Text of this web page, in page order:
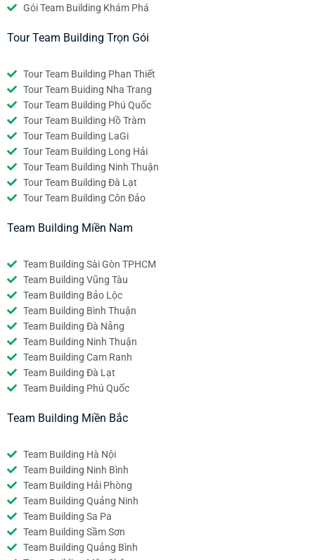
Gói Team Building Khám Phá
Tour Team Building Trọn Gói
Tour Team Building Phan Thiết
Tour Team Buiding Nha Trang
Tour Team Building Phú Quốc
Tour Team Building Hồ Tràm
Tour Team Building LaGi
Tour Team Building Long Hải
Tour Team Building Ninh Thuận
Tour Team Building Đà Lạt
Tour Team Building Côn Đảo
Team Building Miền Nam
Team Building Sài Gòn TPHCM
Team Building Vũng Tàu
Team Building Bảo Lộc
Team Building Bình Thuận
Team Building Đà Nẵng
Team Building Ninh Thuận
Team Building Cam Ranh
Team Building Đà Lạt
Team Building Phú Quốc
Team Building Miền Bắc
Team Building Hà Nội
Team Building Ninh Bình
Team Building Hải Phòng
Team Building Quảng Ninh
Team Building Sa Pa
Team Building Sầm Sơn
Team Building Quảng Bình